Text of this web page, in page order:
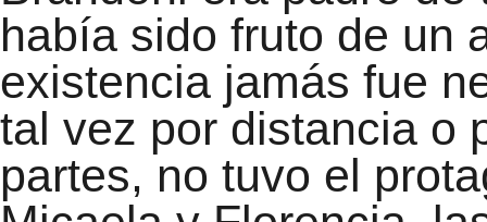
había sido fruto de un
existencia jamás fue
tal vez por distancia o
partes, no tuvo el